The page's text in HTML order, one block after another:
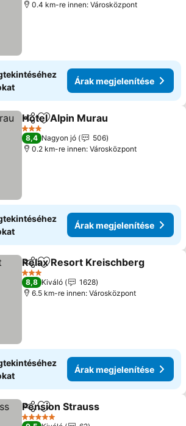
0.4 km-re innen: Városközpont
Árak megjelenítése
Megosztás
Hozzáadás a kedvencekhez
Hotel Alpin Murau
3 Kategória
8,4 Nagyon jó
506
0.2 km-re innen: Városközpont
Árak megjelenítése
Megosztás
Hozzáadás a kedvencekhez
Relax Resort Kreischberg
3 Kategória
8,8 Kiváló
1628
6.5 km-re innen: Városközpont
Árak megjelenítése
Megosztás
Hozzáadás a kedvencekhez
Pension Strauss
5 Kategória